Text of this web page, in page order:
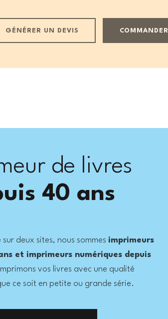
COMMANDER
GÉNÉRER UN DEVIS
de livres
40 ans
sur deux sites, nous sommes imprimeurs
et imprimeurs numériques depuis
vos livres avec une qualité
ce soit en petite ou grande série.